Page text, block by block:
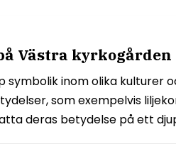
Västra
symbolik inom olika
som exempelvis
deras betydelse på ett